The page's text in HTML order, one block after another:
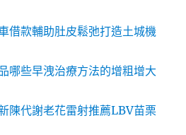
借款輔助肚皮鬆弛打造土城機
哪些早洩治療方法的增粗增大
陳代謝老花雷射推薦LBV苗栗